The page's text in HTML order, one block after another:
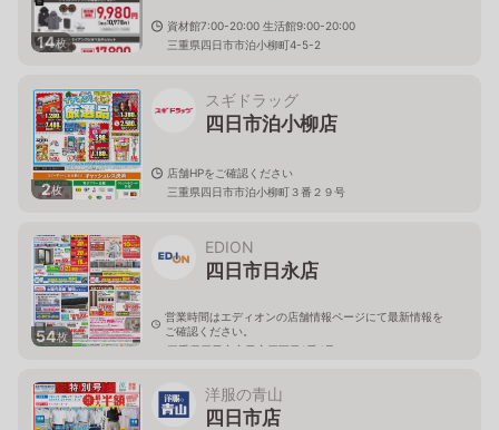
14枚
資材館7:00-20:00 生活館9:00-20:00
三重県四日市市泊小柳町4-5-2
2枚
スギドラッグ
四日市泊小柳店
店舗HPをご確認ください
三重県四日市市泊小柳町３番２９号
54枚
EDION
四日市日永店
営業時間はエディオンの店舗情報ページにて最新情報を
ご確認ください。
三重県四日市市日永四丁目1番4号
洋服の青山
四日市店